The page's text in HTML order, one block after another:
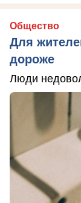
Общество
Для
дороже
Люди